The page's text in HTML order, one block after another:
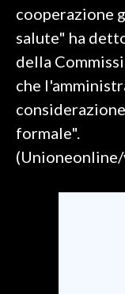
SARDEGNA TURISMO
SARDI NEL MONDO
NOTIZIE
EVENTI
cooperazione
salute" ha
della
che
formale".
(Unioneonline/